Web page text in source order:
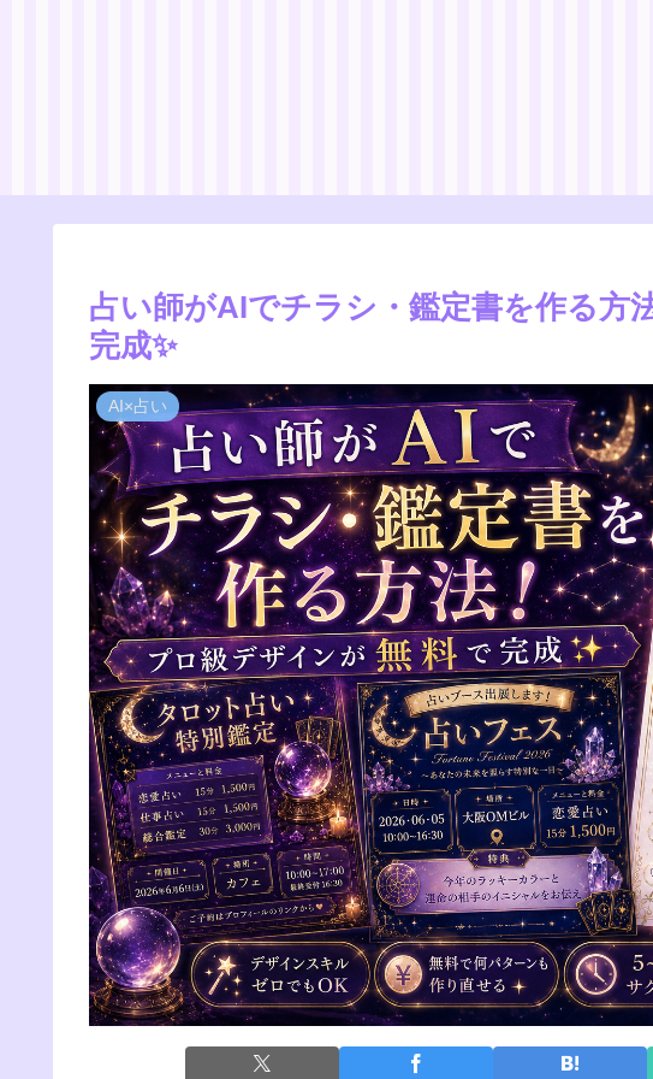
占い師がAIでチラシ・鑑定書を作る方
完成✨
AI×占い